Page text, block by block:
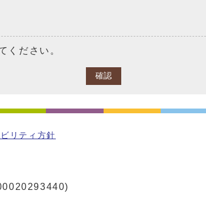
ください。
確認
リティ方針